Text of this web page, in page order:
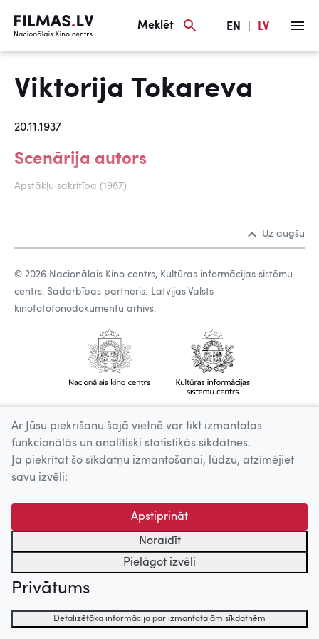
Meklēt EN LV
Viktorija Tokareva
20.11.1937
Scenārija autors
Apstākļu sakritība (1987)
Uz augšu
© 2026 Nacionālais Kino centrs, Kultūras informācijas sistēmu
centrs. Sadarbības partneris: Latvijas Valsts
kinofotofonodokumentu arhīvs.
Ar Jūsu piekrišanu šajā vietnē var tikt izmantotas
funkcionālās un analītiski statistikās sīkdatnes.
Ja piekrītat šo sīkdatņu izmantošanai, lūdzu, atzīmējiet
savu izvēli:
Apstiprināt
Noraidīt
Pielāgot izvēli
Privātums
Detalizētāka informācija par izmantotajām sīkdatnēm